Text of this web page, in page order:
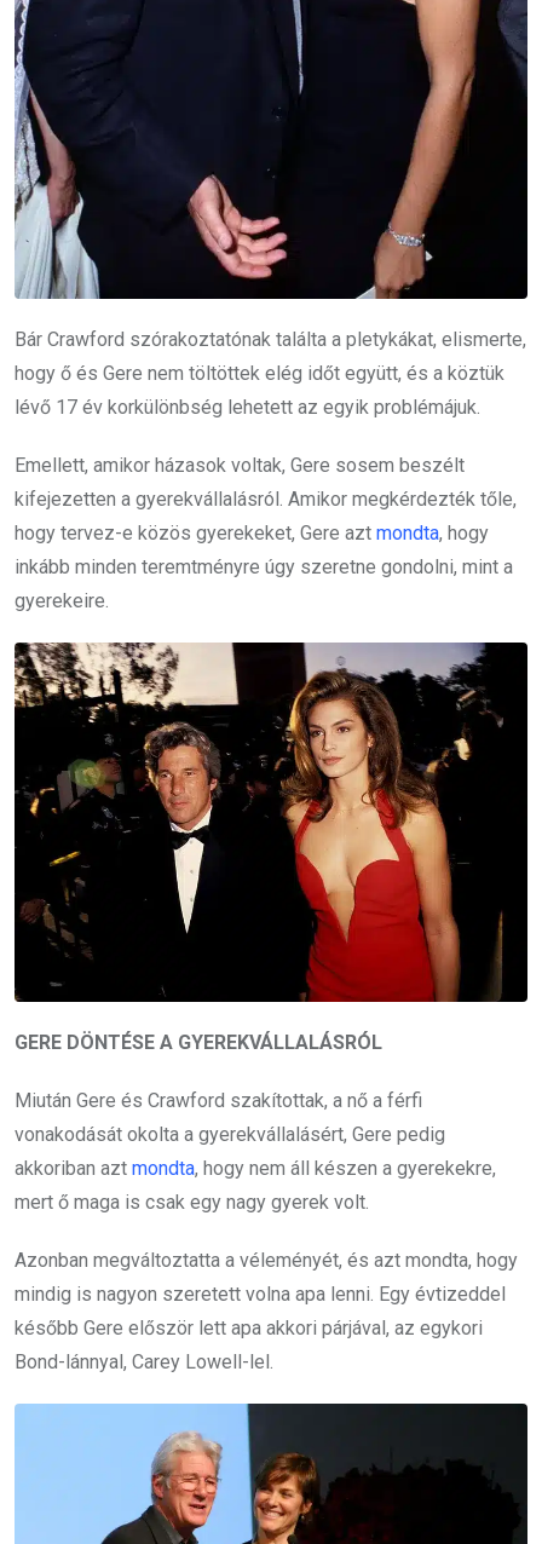
Bár Crawford szórakoztatónak találta a pletykákat, elismerte,
hogy ő és Gere nem töltöttek elég időt együtt, és a köztük
lévő 17 év korkülönbség lehetett az egyik problémájuk.
Emellett, amikor házasok voltak, Gere sosem beszélt
kifejezetten a gyerekvállalásról. Amikor megkérdezték tőle,
hogy tervez-e közös gyerekeket, Gere azt mondta, hogy
inkább minden teremtményre úgy szeretne gondolni, mint a
gyerekeire.
GERE DÖNTÉSE A GYEREKVÁLLALÁSRÓL
Miután Gere és Crawford szakítottak, a nő a férfi
vonakodását okolta a gyerekvállalásért, Gere pedig
akkoriban azt mondta, hogy nem áll készen a gyerekekre,
mert ő maga is csak egy nagy gyerek volt.
Azonban megváltoztatta a véleményét, és azt mondta, hogy
mindig is nagyon szeretett volna apa lenni. Egy évtizeddel
később Gere először lett apa akkori párjával, az egykori
Bond-lánnyal, Carey Lowell-lel.